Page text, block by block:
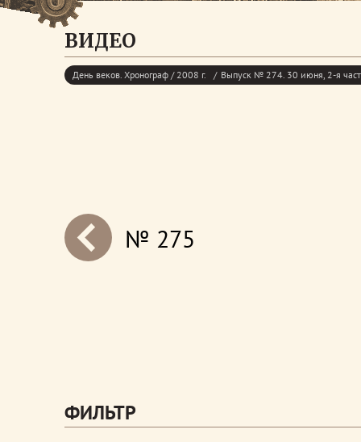
ВИДЕО
День веков. Хронограф / 2008 г. Выпуск № 274. 30 июня, 2-я
next№ 275
ФИЛЬТР